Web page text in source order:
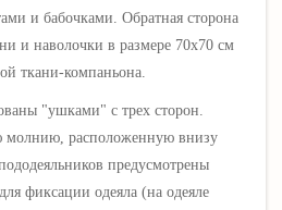
и бабочками. Обратная сторона
и наволочки в размере 70х70 см
ткани-компаньона.
"ушками" с трех сторон.
молнию, расположенную внизу
предусмотрены
фиксации одеяла (на одеяле